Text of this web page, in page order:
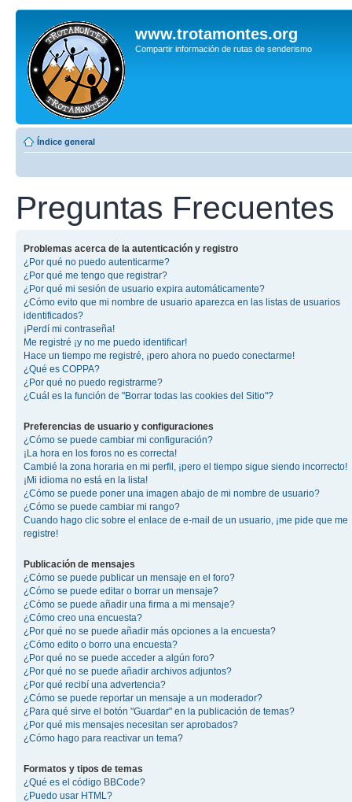
www.trotamontes.org
Compartir información de rutas de senderismo
Índice general
Preguntas Frecuentes
Problemas acerca de la autenticación y registro
¿Por qué no puedo autenticarme?
¿Por qué me tengo que registrar?
¿Por qué mi sesión de usuario expira automáticamente?
¿Cómo evito que mi nombre de usuario aparezca en las listas de usuarios
identificados?
¡Perdí mi contraseña!
Me registré ¡y no me puedo identificar!
Hace un tiempo me registré, ¡pero ahora no puedo conectarme!
¿Qué es COPPA?
¿Por qué no puedo registrarme?
¿Cuál es la función de "Borrar todas las cookies del Sitio"?
Preferencias de usuario y configuraciones
¿Cómo se puede cambiar mi configuración?
¡La hora en los foros no es correcta!
Cambié la zona horaria en mi perfil, ¡pero el tiempo sigue siendo incorrecto!
¡Mi idioma no está en la lista!
¿Cómo se puede poner una imagen abajo de mi nombre de usuario?
¿Cómo se puede cambiar mi rango?
Cuando hago clic sobre el enlace de e-mail de un usuario, ¡me pide que me
registre!
Publicación de mensajes
¿Cómo se puede publicar un mensaje en el foro?
¿Cómo se puede editar o borrar un mensaje?
¿Cómo se puede añadir una firma a mi mensaje?
¿Cómo creo una encuesta?
¿Por qué no se puede añadir más opciones a la encuesta?
¿Cómo edito o borro una encuesta?
¿Por qué no se puede acceder a algún foro?
¿Por qué no se puede añadir archivos adjuntos?
¿Por qué recibí una advertencia?
¿Cómo se puede reportar un mensaje a un moderador?
¿Para qué sirve el botón "Guardar" en la publicación de temas?
¿Por qué mis mensajes necesitan ser aprobados?
¿Cómo hago para reactivar un tema?
Formatos y tipos de temas
¿Qué es el código BBCode?
¿Puedo usar HTML?